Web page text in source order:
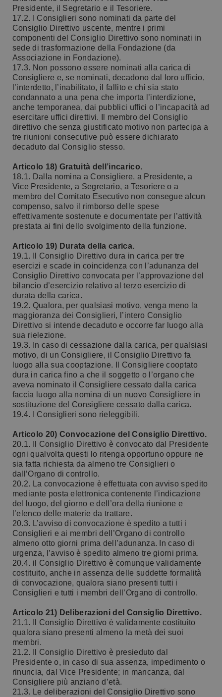
Presidente, il Segretario e il Tesoriere.
17.2. I Consiglieri sono nominati da parte del
Consiglio Direttivo uscente, mentre i primi
componenti del Consiglio Direttivo sono nominati in
sede di trasformazione della Fondazione (da
Associazione in Fondazione).
17.3. Non possono essere nominati alla carica di
Consigliere e, se nominati, decadono dal loro ufficio,
l’interdetto, l’inabilitato, il fallito e chi sia stato
condannato a una pena che importa l’interdizione,
anche temporanea, dai pubblici uffici o l’incapacità ad
esercitare uffici direttivi. Il membro del Consiglio
direttivo che senza giustificato motivo non partecipa a
tre riunioni consecutive può essere dichiarato
decaduto dal Consiglio stesso.
Articolo 18) Gratuità dell’incarico.
18.1. Dalla nomina a Consigliere, a Presidente, a
Vice Presidente, a Segretario, a Tesoriere o a
membro del Comitato Esecutivo non consegue alcun
compenso, salvo il rimborso delle spese
effettivamente sostenute e documentate per l’attività
prestata ai fini dello svolgimento della funzione.
Articolo 19) Durata della carica.
19.1. Il Consiglio Direttivo dura in carica per tre
esercizi e scade in coincidenza con l’adunanza del
Consiglio Direttivo convocata per l’approvazione del
bilancio d’esercizio relativo al terzo esercizio di
durata della carica.
19.2. Qualora, per qualsiasi motivo, venga meno la
maggioranza dei Consiglieri, l’intero Consiglio
Direttivo si intende decaduto e occorre far luogo alla
sua rielezione.
19.3. In caso di cessazione dalla carica, per qualsiasi
motivo, di un Consigliere, il Consiglio Direttivo fa
luogo alla sua cooptazione. Il Consigliere cooptato
dura in carica fino a che il soggetto o l’organo che
aveva nominato il Consigliere cessato dalla carica
faccia luogo alla nomina di un nuovo Consigliere in
sostituzione del Consigliere cessato dalla carica.
19.4. I Consiglieri sono rieleggibili.
Articolo 20) Convocazione del Consiglio Direttivo.
20.1. Il Consiglio Direttivo è convocato dal Presidente
ogni qualvolta questi lo ritenga opportuno oppure ne
sia fatta richiesta da almeno tre Consiglieri o
dall’Organo di controllo.
20.2. La convocazione è effettuata con avviso spedito
mediante posta elettronica contenente l’indicazione
del luogo, del giorno e dell’ora della riunione e
l’elenco delle materie da trattare.
20.3. L’avviso di convocazione è spedito a tutti i
Consiglieri e ai membri dell’Organo di controllo
almeno otto giorni prima dell’adunanza. In caso di
urgenza, l’avviso è spedito almeno tre giorni prima.
20.4. il Consiglio Direttivo è comunque validamente
costituito, anche in assenza delle suddette formalità
di convocazione, qualora siano presenti tutti i
Consiglieri e tutti i membri dell’Organo di controllo.
Articolo 21) Deliberazioni del Consiglio Direttivo.
21.1. Il Consiglio Direttivo è validamente costituito
qualora siano presenti almeno la metà dei suoi
membri.
21.2. Il Consiglio Direttivo è presieduto dal
Presidente o, in caso di sua assenza, impedimento o
rinuncia, dal Vice Presidente; in mancanza, dal
Consigliere più anziano d’età.
21.3. Le deliberazioni del Consiglio Direttivo sono